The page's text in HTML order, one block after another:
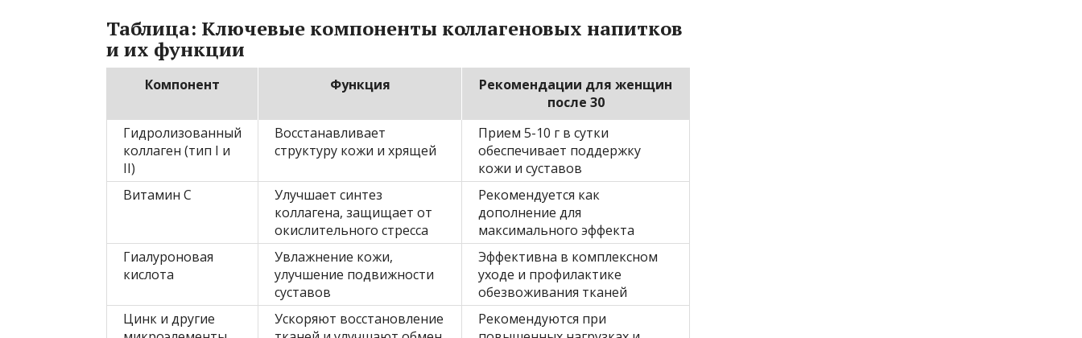
Таблица: Ключевые компоненты коллагеновых напитков
и их функции
Компонент Функция
Рекомендации для женщин
после 30
Гидролизованный
коллаген (тип I и
II)
Восстанавливает
структуру кожи и хрящей
Прием 5-10 г в сутки
обеспечивает поддержку
кожи и суставов
Витамин C
Улучшает синтез
коллагена, защищает от
окислительного стресса
Рекомендуется как
дополнение для
максимального эффекта
Гиалуроновая
кислота
Увлажнение кожи,
улучшение подвижности
суставов
Эффективна в комплексном
уходе и профилактике
обезвоживания тканей
Цинк и другие
Ускоряют восстановление
Рекомендуются при